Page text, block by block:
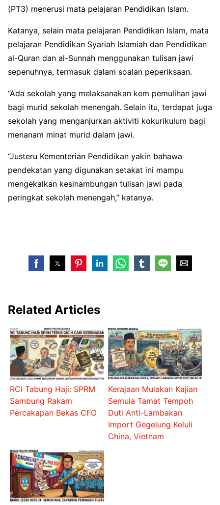
(PT3) menerusi mata pelajaran Pendidikan Islam.
Katanya, selain mata pelajaran Pendidikan Islam, mata
pelajaran Pendidikan Syariah Islamiah dan Pendidikan
al-Quran dan al-Sunnah menggunakan tulisan jawi
sepenuhnya, termasuk dalam soalan peperiksaan.
“Ada sekolah yang melaksanakan kem pemulihan jawi
bagi murid sekolah menengah. Selain itu, terdapat juga
sekolah yang menganjurkan aktiviti kokurikulum bagi
menanam minat murid dalam jawi.
“Justeru Kementerian Pendidikan yakin bahawa
pendekatan yang digunakan setakat ini mampu
mengekalkan kesinambungan tulisan jawi pada
peringkat sekolah menengah,” katanya.
Related Articles
RCI Tabung Haji: SPRM
Sambung Rakam
Percakapan Bekas CFO
Kerajaan Mulakan Kajian
Semula Tamat Tempoh
Duti Anti-Lambakan
Import Gegelung Keluli
China, Vietnam